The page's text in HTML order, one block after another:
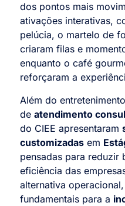
dos pontos mais
ativações interativas,
pelúcia, o martelo de
criaram filas e
enquanto o café
reforçaram a
Além do
de atendimento
do CIEE apresentaram
customizadas em
pensadas para reduzir
eficiência das
alternativa
fundamentais para a